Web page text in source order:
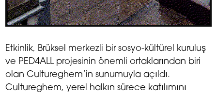
Etkinlik, Brüksel merkezli bir sosyo-kültürel kuruluş
ve PED4ALL projesinin önemli ortaklarından biri
olan Cultureghem’in sunumuyla açıldı.
Cultureghem, yerel halkın sürece katılımını